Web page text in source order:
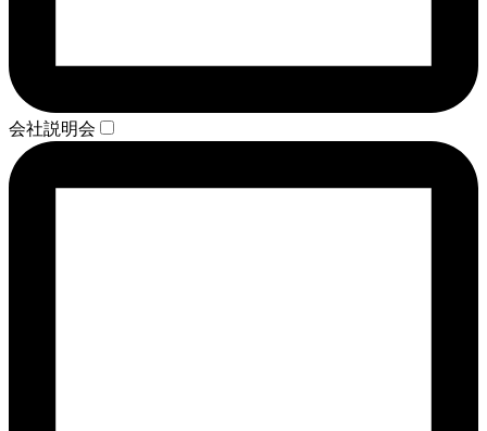
会社説明会